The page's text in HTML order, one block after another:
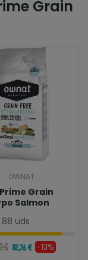
Grain
OWNAT
Grain
Salmon
uds
€ 82,76 € - 13%